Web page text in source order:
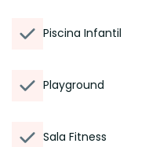
Piscina Infantil
Playground
Sala Fitness